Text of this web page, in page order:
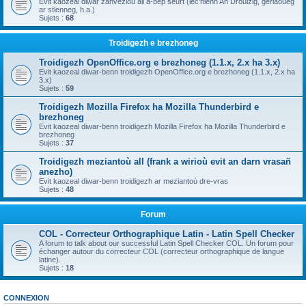
ar stlenneg, h.a.)
Sujets : 68
Troidigezh e brezhoneg
Troidigezh OpenOffice.org e brezhoneg (1.1.x, 2.x ha 3.x)
Evit kaozeal diwar-benn troidigezh OpenOffice.org e brezhoneg (1.1.x, 2.x ha
3.x)
Sujets : 59
Troidigezh Mozilla Firefox ha Mozilla Thunderbird e
brezhoneg
Evit kaozeal diwar-benn troidigezh Mozilla Firefox ha Mozilla Thunderbird e
brezhoneg
Sujets : 37
Troidigezh meziantoù all (frank a wirioù evit an darn vrasañ
anezho)
Evit kaozeal diwar-benn troidigezh ar meziantoù dre-vras
Sujets : 48
Forum
COL - Correcteur Orthographique Latin - Latin Spell Checker
A forum to talk about our successful Latin Spell Checker COL. Un forum pour
échanger autour du correcteur COL (correcteur orthographique de langue
latine).
Sujets : 18
CONNEXION